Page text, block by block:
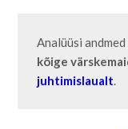
Analüüsi
kõige
juhtimislaualt.